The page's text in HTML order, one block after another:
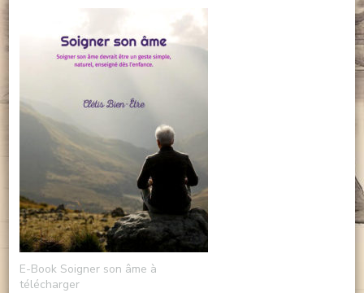
E-Book Soigner son âme à
télécharger